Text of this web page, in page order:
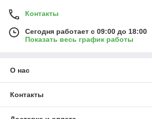
Контакты
Сегодня работает с 09:00 до 18:00
Показать весь график работы
О нас
Контакты